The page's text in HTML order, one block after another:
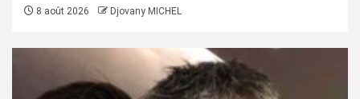
8 août 2026 Djovany MICHEL